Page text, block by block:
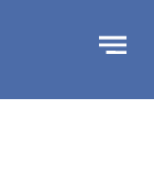
الإعلان